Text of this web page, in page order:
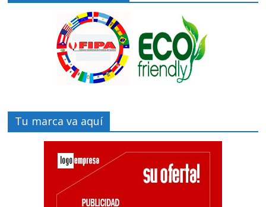
Tu marca va aquí